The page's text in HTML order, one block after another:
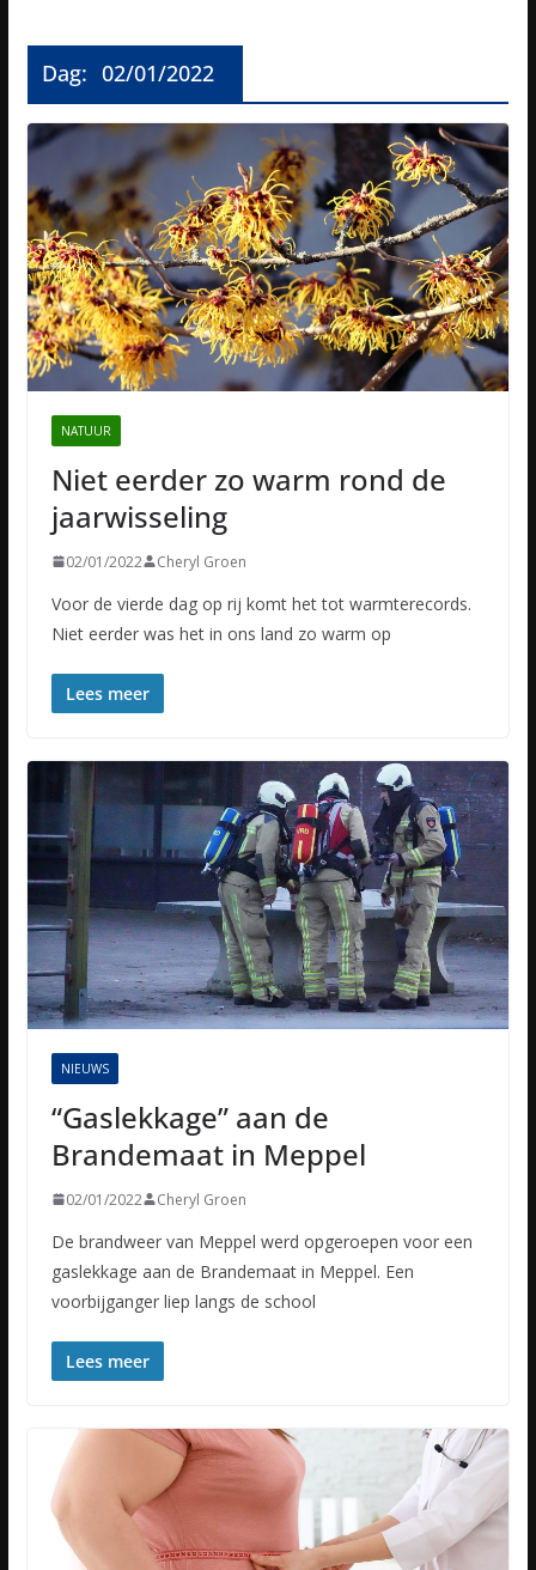
Dag: 02/01/2022
NATUUR
Niet eerder zo warm rond de
jaarwisseling
02/01/2022 Cheryl Groen
Voor de vierde dag op rij komt het tot warmterecords.
Niet eerder was het in ons land zo warm op
Lees meer
NIEUWS
“Gaslekkage” aan de
Brandemaat in Meppel
02/01/2022 Cheryl Groen
De brandweer van Meppel werd opgeroepen voor een
gaslekkage aan de Brandemaat in Meppel. Een
voorbijganger liep langs de school
Lees meer